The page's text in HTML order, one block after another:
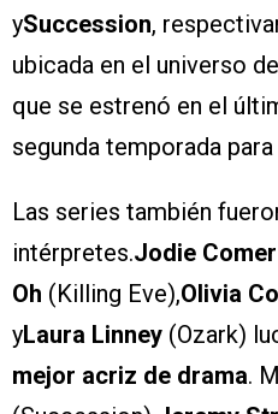
ySuccession,
ubicada en el universo
que se estrenó en el
segunda temporada
Las series también
intérpretes.Jodie Comer
Oh (Killing Eve),Olivia
yLaura Linney (Ozark)
mejor acriz de drama.